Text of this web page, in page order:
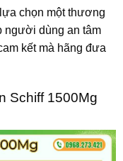
chọn một thương
người dùng an tâm
kết mà hãng đưa
Schiff 1500Mg